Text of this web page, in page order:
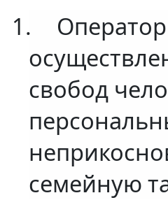
1.
свобод
семейную